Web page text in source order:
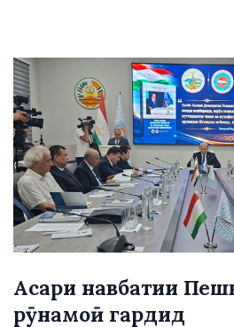
Асари навбатии
рӯнамоӣ гардид